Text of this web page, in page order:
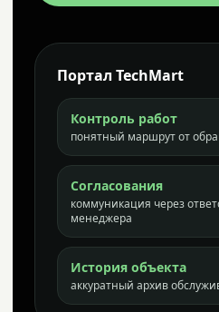
Портал TechMart
Контроль работ
понятный маршрут от
Согласования
коммуникация через
менеджера
История объекта
аккуратный архив